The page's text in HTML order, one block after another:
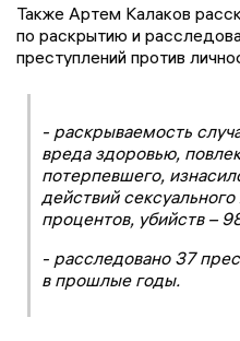
Также Артем Калаков
по раскрытию и
преступлений против
- раскрываемость
вреда здоровью,
потерпевшего,
действий
процентов, убийств –
- расследовано 37
в прошлые годы.